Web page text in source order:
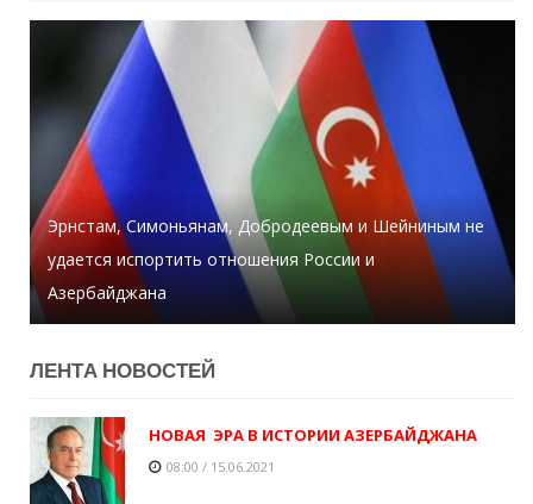
Эрнстам, Симоньянам, Добродеевым и Шейниным не
удается испортить отношения России и
Азербайджана
За сегодняшний день в Тертере упало свыше 2 тыс.
снарядов - Хикмет Гаджиев
Директор больницы умер от коронавируса
ЛЕНТA НОВОСТЕЙ
НОВАЯ ЭРА В ИСТОРИИ АЗЕРБАЙДЖАНА
08:00 / 15.06.2021